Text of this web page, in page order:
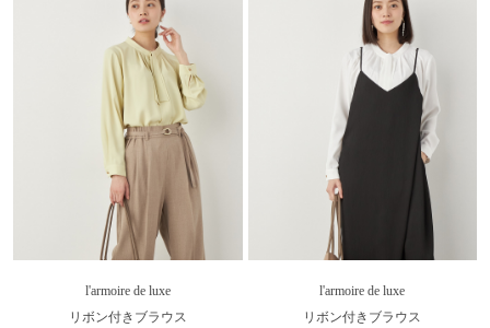
l'armoire de luxe
リボン付きブラウス
l'armoire de luxe
リボン付きブラウス